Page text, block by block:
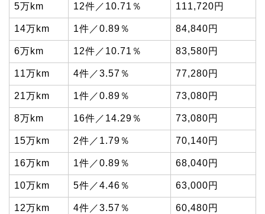
5万km 12件／10.71％ 111,720円
14万km 1件／0.89％ 84,840円
6万km 12件／10.71％ 83,580円
11万km 4件／3.57％ 77,280円
21万km 1件／0.89％ 73,080円
8万km 16件／14.29％ 73,080円
15万km 2件／1.79％ 70,140円
16万km 1件／0.89％ 68,040円
10万km 5件／4.46％ 63,000円
12万km 4件／3.57％ 60,480円